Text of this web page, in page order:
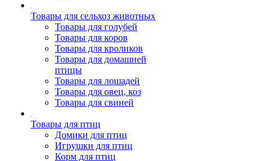
Товары для сельхоз животных
Товары для голубей
Товары для коров
Товары для кроликов
Товары для домашней
птицы
Товары для лошадей
Товары для овец, коз
Товары для свиней
Товары для птиц
Домики для птиц
Игрушки для птиц
Корм для птиц